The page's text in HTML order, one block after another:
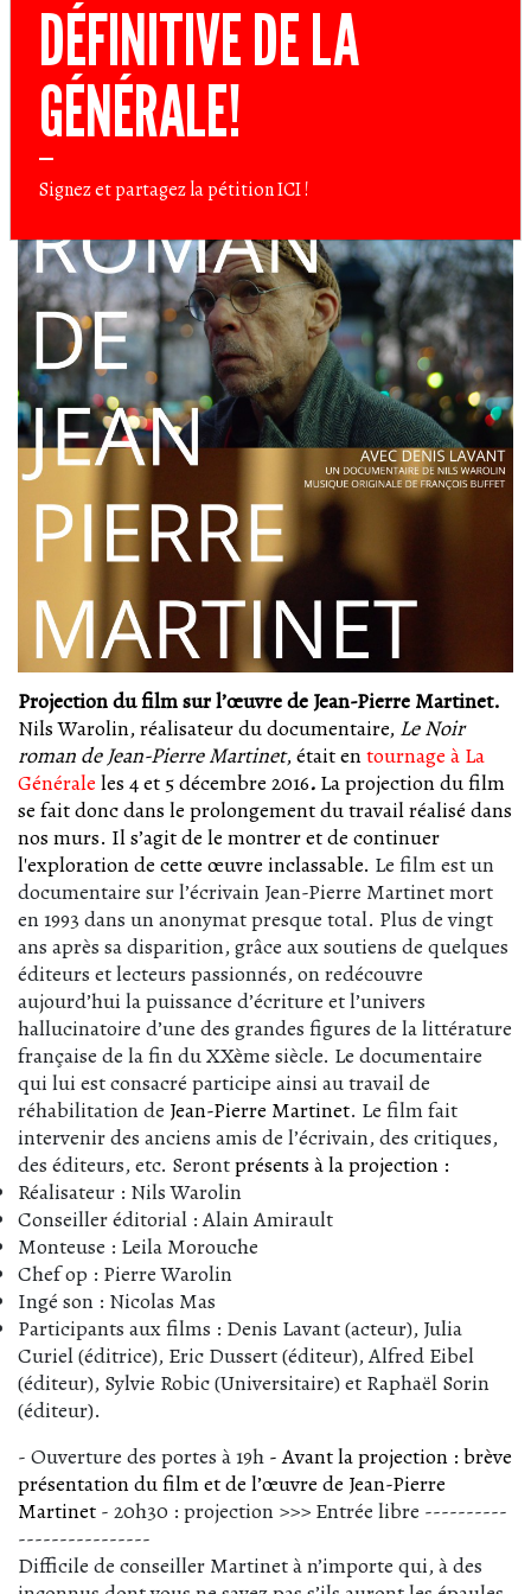
Projection du film sur l’œuvre de Jean-Pierre Martinet.
Nils Warolin, réalisateur du documentaire, Le Noir
roman de Jean-Pierre Martinet, était entournage à La
Générale les 4 et 5 décembre 2016. La projection du film
se fait donc dans le prolongement du travail réalisé dans
nos murs. Il s’agit de le montrer et de continuer
l'exploration de cette œuvre inclassable. Le film est un
documentaire sur l’écrivain Jean-Pierre Martinet mort
en 1993 dans un anonymat presque total. Plus de vingt
ans après sa disparition, grâce aux soutiens de quelques
éditeurs et lecteurs passionnés, on redécouvre
aujourd’hui la puissance d’écriture et l’univers
hallucinatoire d’une des grandes figures de la littérature
française de la fin du XXème siècle. Le documentaire
qui lui est consacré participe ainsi au travail de
réhabilitation de Jean-Pierre Martinet. Le film fait
intervenir des anciens amis de l’écrivain, des critiques,
des éditeurs, etc. Serontprésents à la projection :
Réalisateur : Nils Warolin
Conseiller éditorial : Alain Amirault
Monteuse : Leila Morouche
Chef op : Pierre Warolin
Ingé son : Nicolas Mas
Participants aux films : Denis Lavant (acteur), Julia
Curiel (éditrice), Eric Dussert (éditeur), Alfred Eibel
(éditeur), Sylvie Robic (Universitaire) et Raphaël Sorin
(éditeur).
- Ouverture des portes à 19h - Avant la projection : brève
présentation du film et de l’œuvre de Jean-Pierre
Martinet - 20h30 : projection >>> Entrée libre ----------
----------------
Difficile de conseiller Martinet à n’importe qui, à des
DÉFINITIVE DE LA
GÉNÉRALE!
Signez et partagez la pétitionICI!